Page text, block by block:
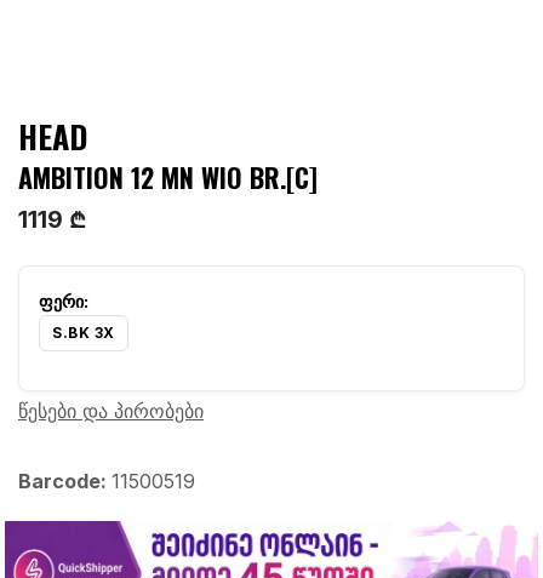
HEAD
AMBITION 12 MN WIO BR.[C]
1119 ₾
S.BK 3X
წესები და პირობები
Barcode: 11500519